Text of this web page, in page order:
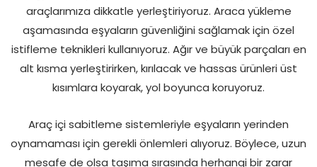
araçlarımıza dikkatle yerleştiriyoruz. Araca yükleme
aşamasında eşyaların güvenliğini sağlamak için özel
istifleme teknikleri kullanıyoruz. Ağır ve büyük parçaları en
alt kısma yerleştirirken, kırılacak ve hassas ürünleri üst
kısımlara koyarak, yol boyunca koruyoruz.
Araç içi sabitleme sistemleriyle eşyaların yerinden
oynamaması için gerekli önlemleri alıyoruz. Böylece, uzun
mesafe de olsa taşıma sırasında herhangi bir zarar